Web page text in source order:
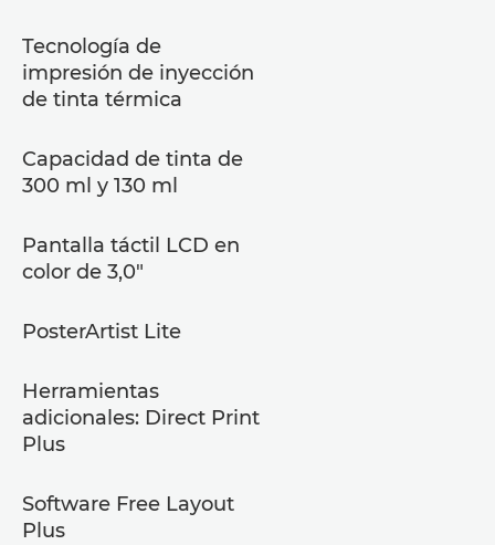
Tecnología de
impresión de inyección
de tinta térmica
Capacidad de tinta de
300 ml y 130 ml
Pantalla táctil LCD en
color de 3,0"
PosterArtist Lite
Herramientas
adicionales: Direct Print
Plus
Software Free Layout
Plus